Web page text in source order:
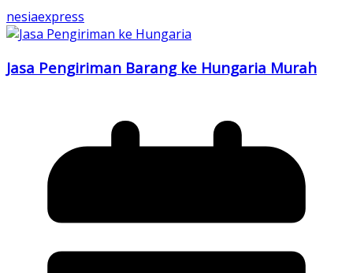
nesiaexpress
Jasa Pengiriman Barang ke Hungaria Murah